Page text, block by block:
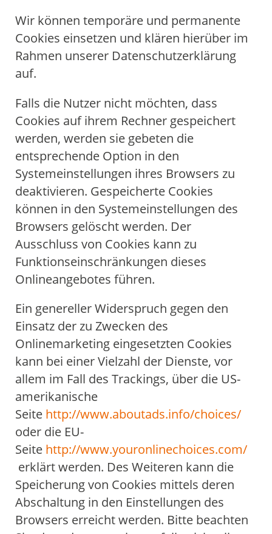
Wir können temporäre und permanente
Cookies einsetzen und klären hierüber im
Rahmen unserer Datenschutzerklärung
auf.
Falls die Nutzer nicht möchten, dass
Cookies auf ihrem Rechner gespeichert
werden, werden sie gebeten die
entsprechende Option in den
Systemeinstellungen ihres Browsers zu
deaktivieren. Gespeicherte Cookies
können in den Systemeinstellungen des
Browsers gelöscht werden. Der
Ausschluss von Cookies kann zu
Funktionseinschränkungen dieses
Onlineangebotes führen.
Ein genereller Widerspruch gegen den
Einsatz der zu Zwecken des
Onlinemarketing eingesetzten Cookies
kann bei einer Vielzahl der Dienste, vor
allem im Fall des Trackings, über die US-
amerikanische
Seite http://www.aboutads.info/choices/
oder die EU-
Seite http://www.youronlinechoices.com/
erklärt werden. Des Weiteren kann die
Speicherung von Cookies mittels deren
Abschaltung in den Einstellungen des
Browsers erreicht werden. Bitte beachten